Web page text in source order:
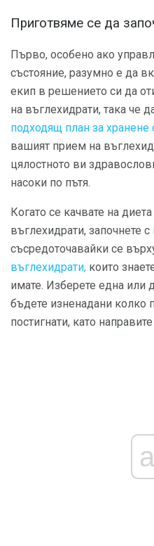
Приготвяме се да
Първо, особено ако
състояние, разумно е да
екип в решението си да
на въглехидрати, така че
подходящ план за хранене
вашият прием на
цялостното ви
насоки по пътя.
Когато се качвате на
въглехидрати, започнете с
съсредоточавайки се
въглехидрати, които
имате. Изберете една
бъдете изненадани колко
постигнати, като